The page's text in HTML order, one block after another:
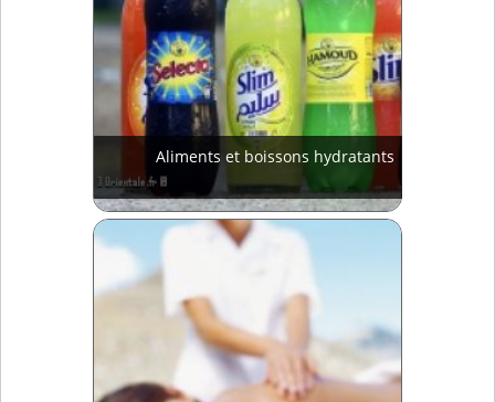
Aliments et boissons hydratants